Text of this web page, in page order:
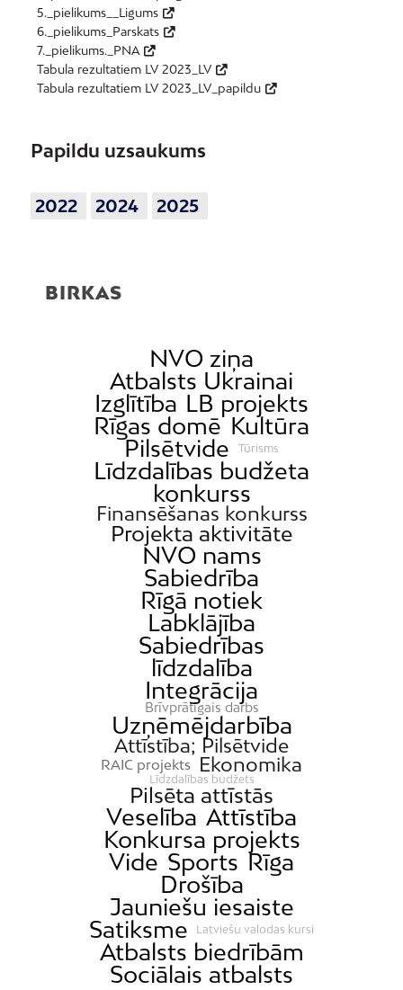
5._pielikums__Ligums
6._pielikums_Parskats
7._pielikums._PNA
Tabula rezultatiem LV 2023_LV
Tabula rezultatiem LV 2023_LV_papildu
Papildu uzsaukums
2022 2024 2025
BIRKAS
NVO ziņa
Atbalsts Ukrainai
Izglītība LB projekts
Rīgas domē Kultūra
Pilsētvide
Tūrisms
Līdzdalības budžeta
konkurss
Finansēšanas konkurss
Projekta aktivitāte
NVO nams
Sabiedrība
Rīgā notiek
Labklājība
Sabiedrības
līdzdalība
Integrācija
Brīvprātīgais darbs
Uzņēmējdarbība
Attīstība; Pilsētvide
RAIC projekts Ekonomika
Līdzdalības budžets
Pilsēta attīstās
Veselība Attīstība
Konkursa projekts
Vide Sports Rīga
Drošība
Jauniešu iesaiste
Satiksme
Latviešu valodas kursi
Atbalsts biedrībām
Sociālais atbalsts